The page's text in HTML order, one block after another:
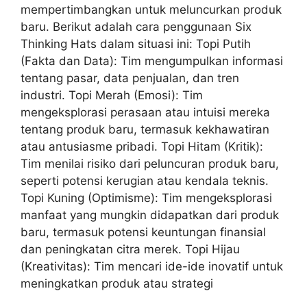
mempertimbangkan untuk meluncurkan produk
baru. Berikut adalah cara penggunaan Six
Thinking Hats dalam situasi ini: Topi Putih
(Fakta dan Data): Tim mengumpulkan informasi
tentang pasar, data penjualan, dan tren
industri. Topi Merah (Emosi): Tim
mengeksplorasi perasaan atau intuisi mereka
tentang produk baru, termasuk kekhawatiran
atau antusiasme pribadi. Topi Hitam (Kritik):
Tim menilai risiko dari peluncuran produk baru,
seperti potensi kerugian atau kendala teknis.
Topi Kuning (Optimisme): Tim mengeksplorasi
manfaat yang mungkin didapatkan dari produk
baru, termasuk potensi keuntungan finansial
dan peningkatan citra merek. Topi Hijau
(Kreativitas): Tim mencari ide-ide inovatif untuk
meningkatkan produk atau strategi